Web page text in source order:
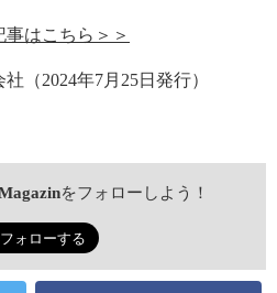
はこちら＞＞
（2024年7月25日発行）
をフォローしよう！